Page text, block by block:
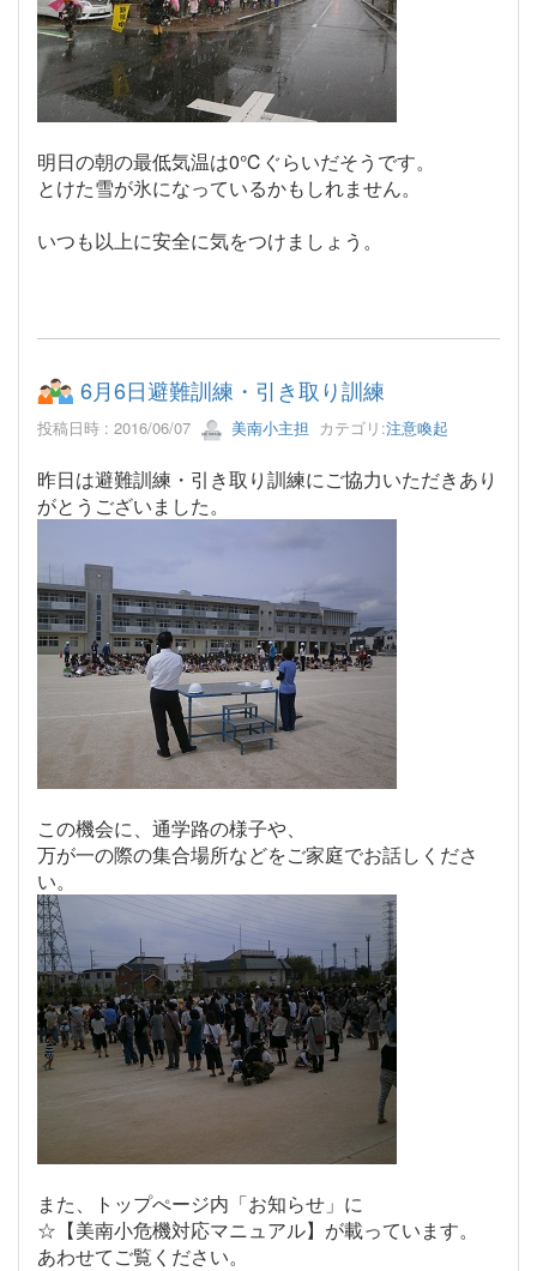
明日の朝の最低気温は0℃ぐらいだそうです。
とけた雪が氷になっているかもしれません。
いつも以上に安全に気をつけましょう。
6月6日避難訓練・引き取り訓練
投稿日時 : 2016/06/07 美南小主担 カテゴリ:注意喚起
昨日は避難訓練・引き取り訓練にご協力いただきあり
がとうございました。
この機会に、通学路の様子や、
万が一の際の集合場所などをご家庭でお話しくださ
い。
また、トップぺージ内「お知らせ」に
☆【美南小危機対応マニュアル】が載っています。
あわせてご覧ください。